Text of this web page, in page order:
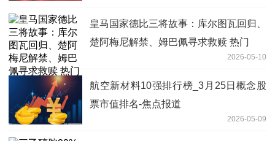
皇马国家德比三将故事：库尔图瓦回归、
楚阿梅尼解禁、姆巴佩寻求救赎 热门
2026-05-10
航空新材料10强排行榜_3月25日概念股
票市值排名-焦点报道
2026-05-09